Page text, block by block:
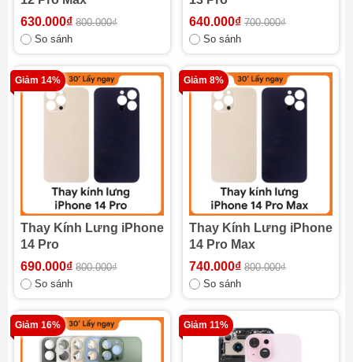
630.000₫ 800.000₫
So sánh
640.000₫ 700.000₫
So sánh
Giảm 14%
Thay Kính Lưng iPhone
14 Pro
690.000₫ 800.000₫
So sánh
Giảm 8%
Thay Kính Lưng iPhone
14 Pro Max
740.000₫ 800.000₫
So sánh
Giảm 16% Giảm 11%